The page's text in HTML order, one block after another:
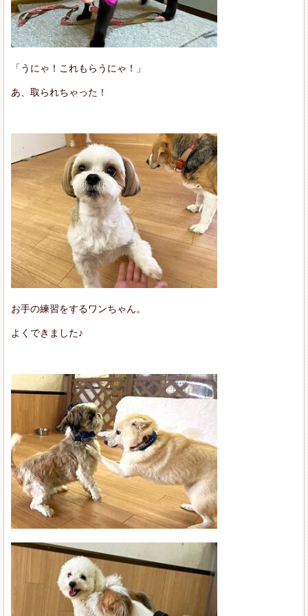
「うにゃ！これもらうにゃ！」
あ、取られちゃった！
お手の練習をするワンちゃん。
よくできました♪